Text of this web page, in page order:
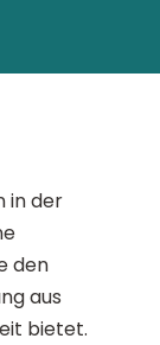
in der
den
aus
bietet.